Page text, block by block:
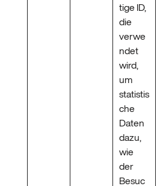
tige ID,
die
verwe
ndet
wird,
um
statistis
che
Daten
dazu,
wie
der
Besuc